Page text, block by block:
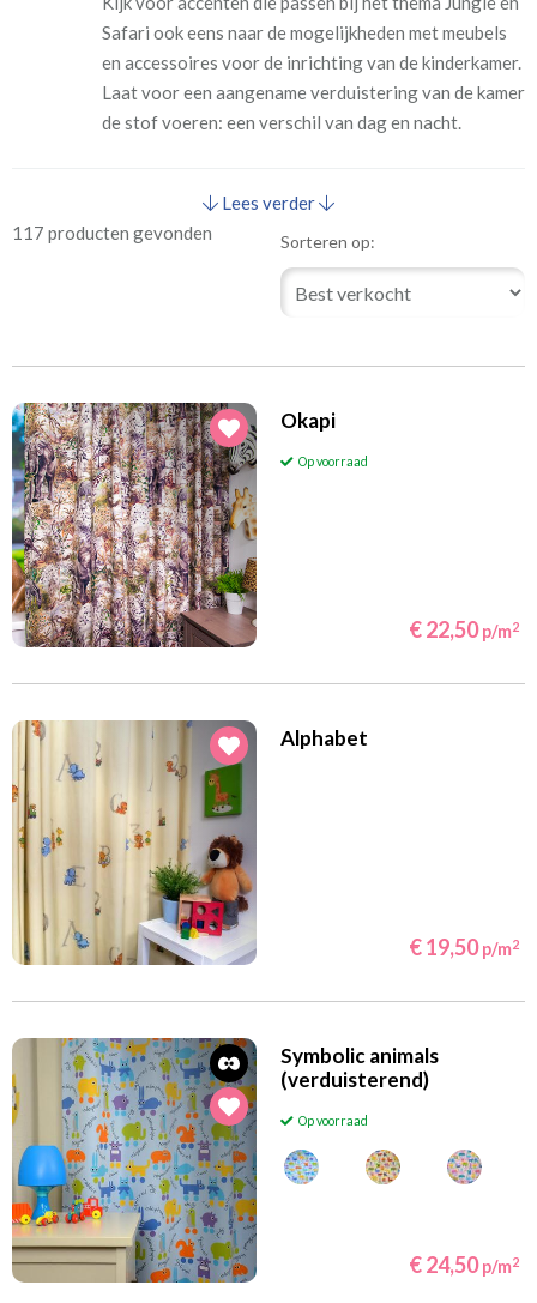
Safari ook eens naar de mogelijkheden met meubels
en accessoires voor de inrichting van de kinderkamer.
Laat voor een aangename verduistering van de kamer
de stof voeren: een verschil van dag en nacht.
Lees verder
117 producten gevonden
Sorteren op:
Okapi
Op voorraad
€ 22,50 p/m2
Alphabet
€ 19,50 p/m2
Symbolic animals
(verduisterend)
Op voorraad
€ 24,50 p/m2